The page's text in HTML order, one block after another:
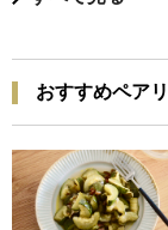
おすすめペア